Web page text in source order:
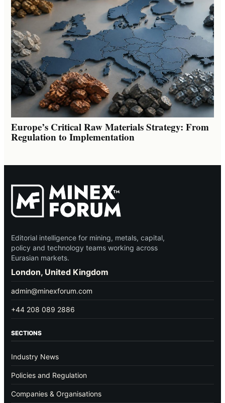
Europe’s Critical Raw Materials Strategy: From
Regulation to Implementation
Editorial intelligence for mining, metals, capital,
policy and technology teams working across
Eurasian markets.
London, United Kingdom
admin@minexforum.com
+44 208 089 2886
SECTIONS
Industry News
Policies and Regulation
Companies & Organisations